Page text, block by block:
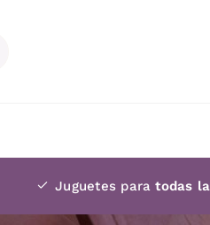
Juguetes paratodas